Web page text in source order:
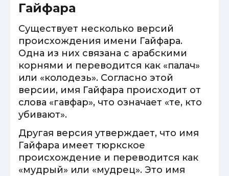
Гайфара
Существует несколько версий
происхождения имени Гайфара.
Одна из них связана с арабскими
корнями и переводится как «палач»
или «колодезь». Согласно этой
версии, имя Гайфара происходит от
слова «гавфар», что означает «те, кто
убивают».
Другая версия утверждает, что имя
Гайфара имеет тюркское
происхождение и переводится как
«мудрый» или «мудрец». Это имя